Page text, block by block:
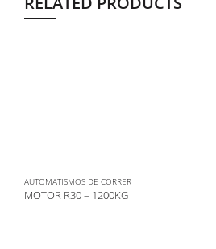
AUTOMATISMOS DE CORRER
MOTOR R30 – 1200KG